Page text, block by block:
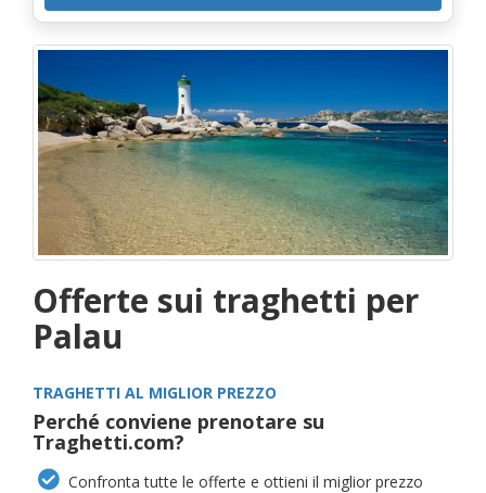
Offerte sui traghetti per
Palau
TRAGHETTI AL MIGLIOR PREZZO
Perché conviene prenotare su
Traghetti.com?
Confronta tutte le offerte e ottieni il miglior prezzo